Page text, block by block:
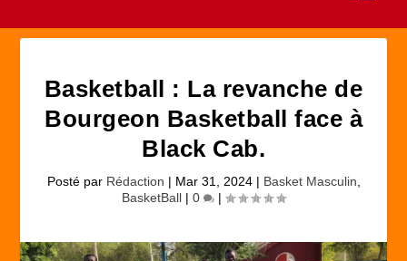
Basketball : La revanche de
Bourgeon Basketball face à
Black Cab.
Posté par Rédaction | Mar 31, 2024| Basket Masculin
BasketBall | 0 |